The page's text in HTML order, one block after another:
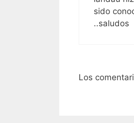
sido
..saludos
Los